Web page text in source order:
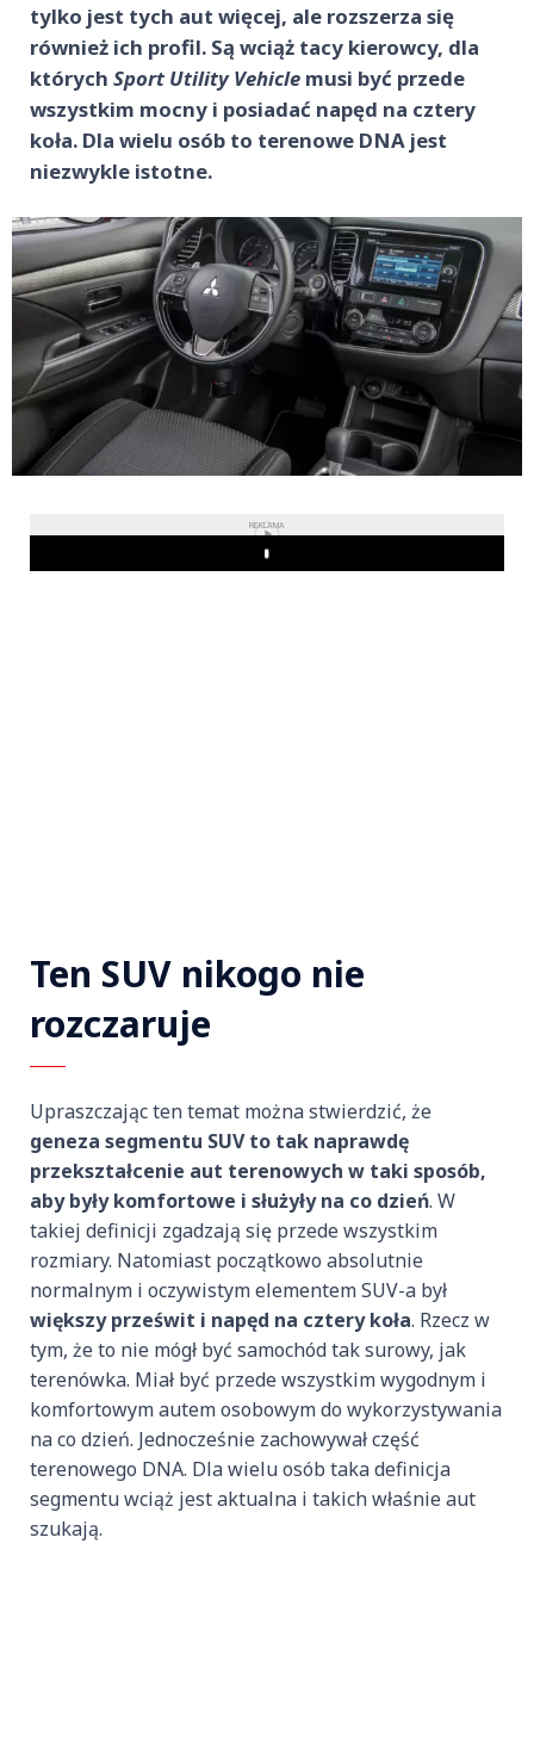
tylko jest tych aut więcej, ale rozszerza się
również ich profil. Są wciąż tacy kierowcy, dla
których Sport Utility Vehicle musi być przede
wszystkim mocny i posiadać napęd na cztery
koła. Dla wielu osób to terenowe DNA jest
niezwykle istotne.
REKLAMA
Play
Ten SUV nikogo nie
rozczaruje
Upraszczając ten temat można stwierdzić, że
geneza segmentu SUV to tak naprawdę
przekształcenie aut terenowych w taki sposób,
aby były komfortowe i służyły na co dzień. W
takiej definicji zgadzają się przede wszystkim
rozmiary. Natomiast początkowo absolutnie
normalnym i oczywistym elementem SUV-a był
większy prześwit i napęd na cztery koła. Rzecz w
tym, że to nie mógł być samochód tak surowy, jak
terenówka. Miał być przede wszystkim wygodnym i
komfortowym autem osobowym do wykorzystywania
na co dzień. Jednocześnie zachowywał część
terenowego DNA. Dla wielu osób taka definicja
segmentu wciąż jest aktualna i takich właśnie aut
szukają.